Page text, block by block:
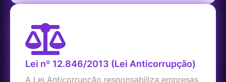
Lei nº 12.846/2013 (Lei Anticorrupção)
A Lei Anticorrupção responsabiliza empresas